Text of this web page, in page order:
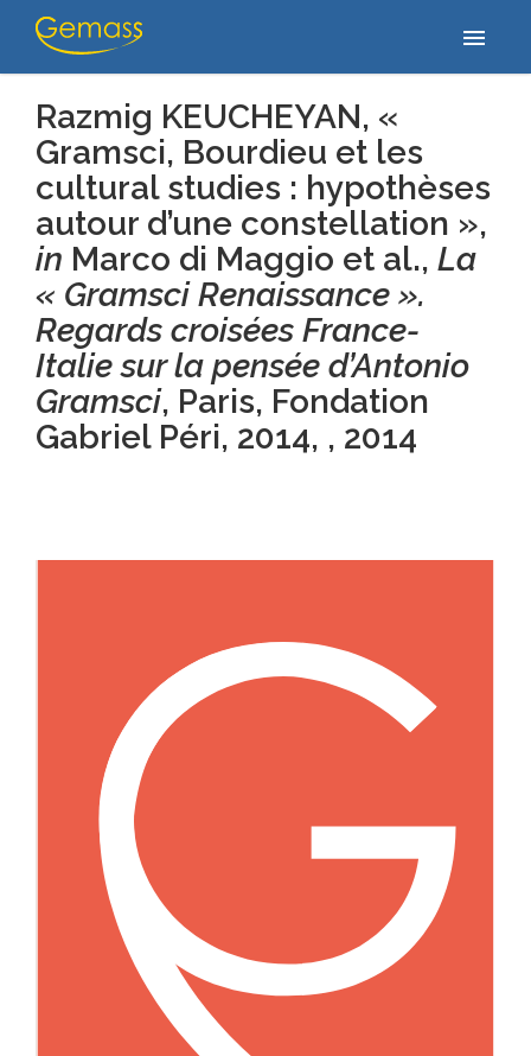
menu
Accueil/Publications
les cultural studies : hypothèses autour d’une constellation »,…
Razmig KEUCHEYAN, «
Gramsci, Bourdieu et les
cultural studies : hypothèses
autour d’une constellation »,
in Marco di Maggio et al., La
« Gramsci Renaissance ».
Regards croisées France-
Italie sur la pensée d’Antonio
Gramsci, Paris, Fondation
Gabriel Péri, 2014, , 2014